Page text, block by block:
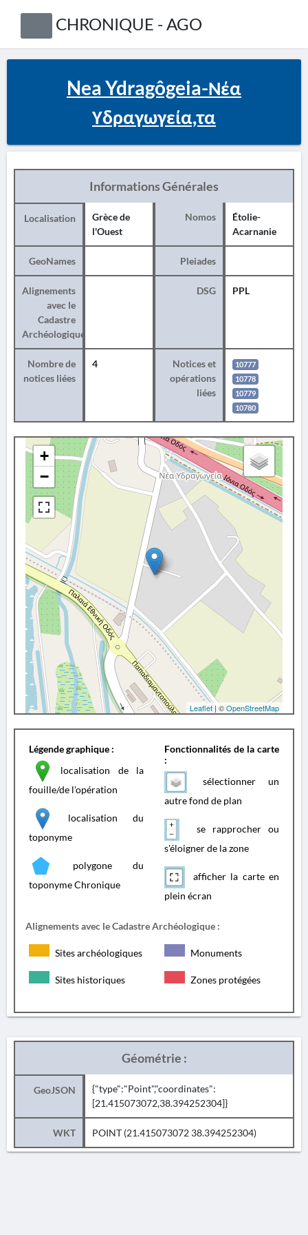
CHRONIQUE - AGO
Nea Ydragôgeia-Νέα
Υδραγωγεία,τα
Informations Générales
Localisation
Grèce de
l'Ouest
Nomos
Étolie-
Acarnanie
GeoNames Pleiades
Alignements
avec le
Cadastre
Archéologique
DSG PPL
Nombre de
notices liées
4
Notices et
opérations
liées
10777
10778
10779
10780
+
−
Leaflet | ©OpenStreetMap
Légende graphique :
localisation de la
fouille/de l'opération
localisation du
toponyme
polygone du
toponyme Chronique
Fonctionnalités de la carte
:
sélectionner un
autre fond de plan
se rapprocher ou
s'éloigner de la zone
afficher la carte en
plein écran
Alignements avec le Cadastre Archéologique :
Sites archéologiques Monuments
Sites historiques Zones protégées
Géométrie :
GeoJSON
{"type":"Point","coordinates":
[21.415073072,38.394252304]}
WKT POINT (21.415073072 38.394252304)